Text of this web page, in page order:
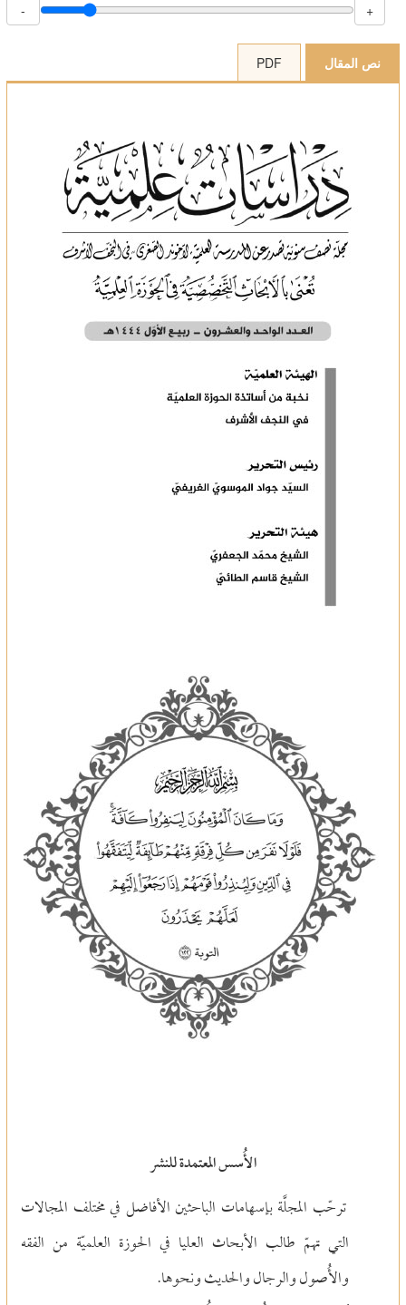
افتتاحية العدد 2-3
2025-05-09
القتل العمد بين الفقه الاسلامي وقانون العقوبات الع...
2025-05-09
افتتاحية العدد 1
2025-05-06
- +
PDF نص المقال
الأُسس المعتمدة للنشر
ترحّب المجلَّة بإسهامات الباحثين الأفاضل في مختلف المجالات
التي تهمّ طالب الأبحاث العليا في الحوزة العلميّة من الفقه
والأُصول والرجال والحديث ونحوها.